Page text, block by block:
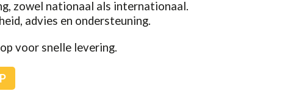
zowel nationaal als internationaal.
advies en ondersteuning.
op voor snelle levering.